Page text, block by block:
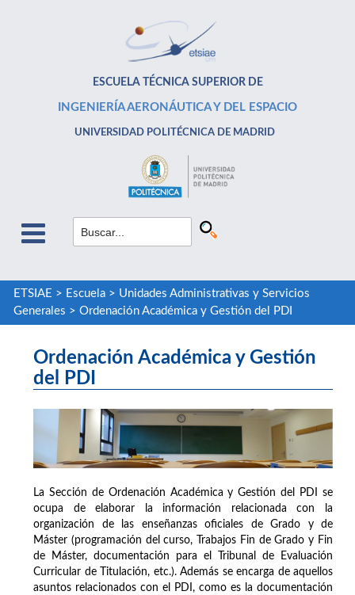
ESCUELA TÉCNICA SUPERIOR DE
INGENIERÍA AERONÁUTICA Y DEL ESPACIO
UNIVERSIDAD POLITÉCNICA DE MADRID
ETSIAE > Escuela> Unidades Administrativas y Servicios
Generales > Ordenación Académica y Gestión del PDI
Ordenación Académica y Gestión
del PDI
La Sección de Ordenación Académica y Gestión del PDI se
ocupa de elaborar la información relacionada con la
organización de las enseñanzas oficiales de Grado y de
Máster (programación del curso, Trabajos Fin de Grado y Fin
de Máster, documentación para el Tribunal de Evaluación
Curricular de Titulación, etc.). Además se encarga de aquellos
asuntos relacionados con el PDI, como es la documentación